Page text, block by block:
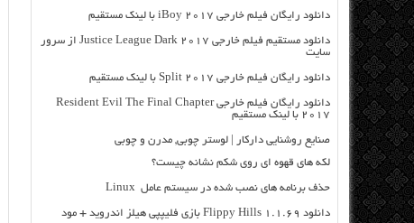
دانلود رایگان فیلم خارجی iBoy 2017 با لینک مستقیم
دانلود مستقیم فیلم خارجی Justice League Dark 2017 از سرور
سایت
دانلود رایگان فیلم خارجی Split 2017 با لینک مستقیم
دانلود رایگان فیلم خارجی Resident Evil The Final Chapter
2017 با لینک مستقیم
صنایع روشنایی دارکار | لوستر چوبی, مدرن و چوبی
لکه های قهوه ای روی شکم نشانه چیست؟
حذف برنامه های نصب شده در سیستم عامل Linux
دانلود Flippy Hills 1.1.69 بازی فلیپپی هیلز اندروید + مود